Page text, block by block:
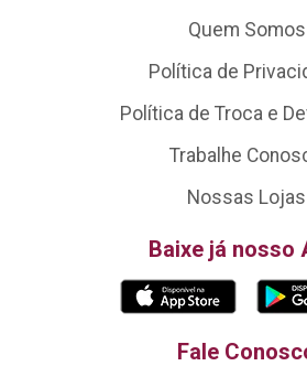
Quem Somos
Política de
Política de Troca e
Trabalhe
Nossas Lojas
Baixe já nosso
Fale